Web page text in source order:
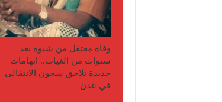
وفاة معتقل من شبوة بعد
سنوات من الغياب.. اتهامات
جديدة تلاحق سجون الانتقالي
في عدن